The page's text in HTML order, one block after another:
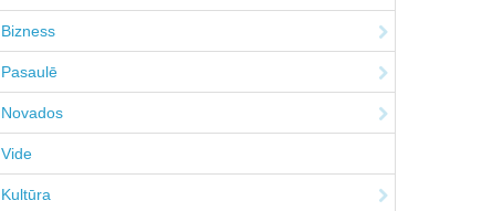
Bizness
Pasaulē
Novados
Vide
Kultūra